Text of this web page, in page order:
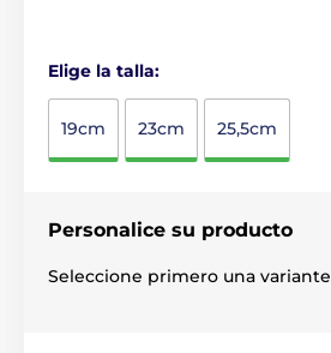
Elige la talla:
19cm 23cm 25,5cm
Personalice su producto
Seleccione primero una variante